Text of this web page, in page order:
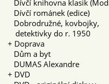
Dívčí knihovna klasik
Dívčí románek (edice)
Dobrodružné, kovbojky,
detektivky do r. 1950
+ Doprava
Dům a byt
DUMAS Alexandre
+ DVD